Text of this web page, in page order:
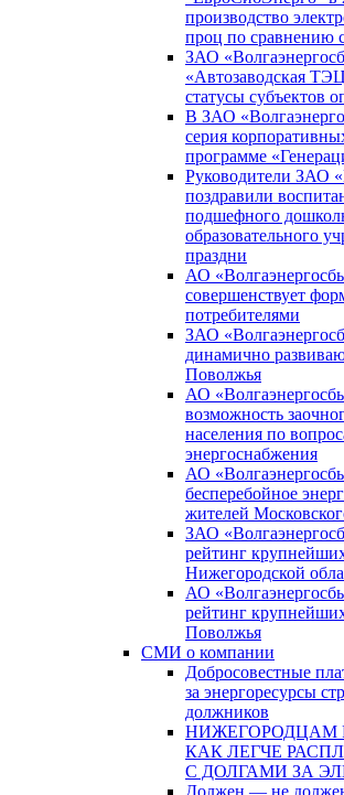
производство
проц по сравнению
ЗАО
«Автозаводская
статусы субъектов
В ЗАО
серия
программе
Руководители ЗАО
поздравили
подшефного
образовательного
праздни
АО
совершенствует
потребителями
ЗАО
динамично
Поволжья
АО
возможность
населения по
энергоснабжения
АО
бесперебойное
жителей
ЗАО
рейтинг
Нижегородской
АО
рейтинг
Поволжья
СМИ о компании
Добросовестные
за энергоресурсы
должников
НИЖЕГОРОДЦАМ
КАК ЛЕГЧЕ
С ДОЛГАМИ ЗА